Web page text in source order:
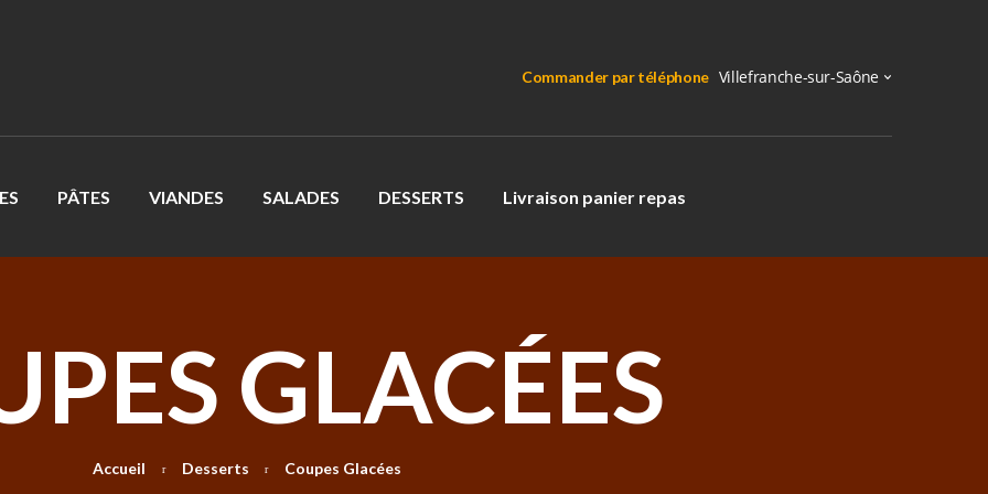
Commander par téléphone
PÂTES VIANDES SALADES DESSERTS Livraison panier repas
GLACÉES
Accueil Desserts Coupes Glacées